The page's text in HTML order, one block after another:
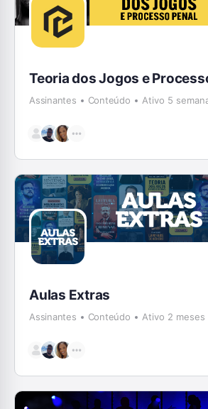
Teoria dos Jogos e
Assinantes Conteúdo Ativo 5
Aulas Extras
Assinantes Conteúdo Ativo 2 meses